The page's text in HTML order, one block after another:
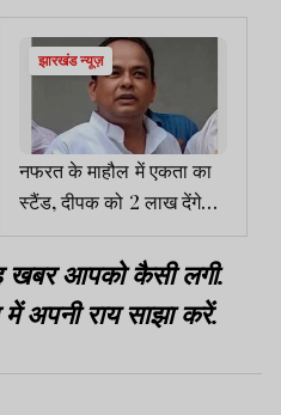
झारखंड न्यूज़
नफरत के माहौल में एकता का
स्टैंड, दीपक को 2 लाख देंगे
इरफान अंसारी
खबर आपको कैसी लगी.
अपनी राय साझा करें.